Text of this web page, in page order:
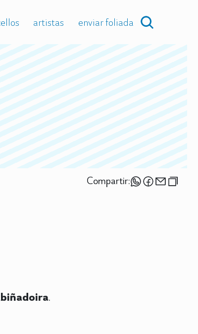
artistas enviar foliada
Compartir:
.